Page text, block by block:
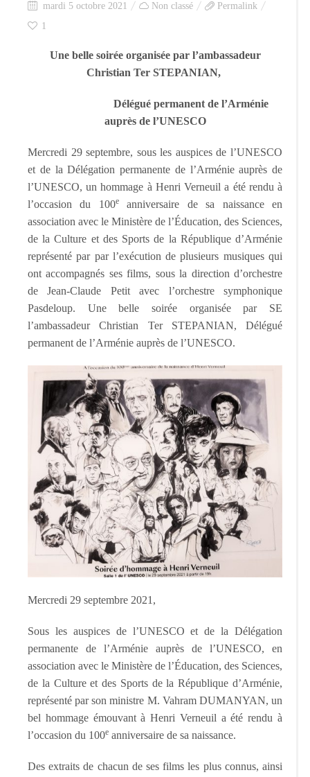
mardi 5 octobre 2021 Non classé
Permalink
1
Une belle soirée organisée par l’ambassadeur
Christian Ter STEPANIAN,
Délégué permanent de l’Arménie
auprès de l’UNESCO
Mercredi 29 septembre, sous les auspices de l’UNESCO
et de la Délégation permanente de l’Arménie auprès de
l’UNESCO, un hommage à Henri Verneuil a été rendu à
l’occasion du 100eanniversaire de sa naissance en
association avec le Ministère de l’Éducation, des Sciences,
de la Culture et des Sports de la République d’Arménie
représenté par par l’exécution de plusieurs musiques qui
ont accompagnés ses films, sous la direction d’orchestre
de Jean-Claude Petit avec l’orchestre symphonique
Pasdeloup. Une belle soirée organisée par SE
l’ambassadeur Christian Ter STEPANIAN, Délégué
permanent de l’Arménie auprès de l’UNESCO.
Mercredi 29 septembre 2021,
Sous les auspices de l’UNESCO et de la Délégation
permanente de l’Arménie auprès de l’UNESCO, en
association avec le Ministère de l’Éducation, des Sciences,
de la Culture et des Sports de la République d’Arménie,
représenté par son ministre M. Vahram DUMANYAN, un
bel hommage émouvant à Henri Verneuil a été rendu à
l’occasion du 100e anniversaire de sa naissance.
Des extraits de chacun de ses films les plus connus, ainsi